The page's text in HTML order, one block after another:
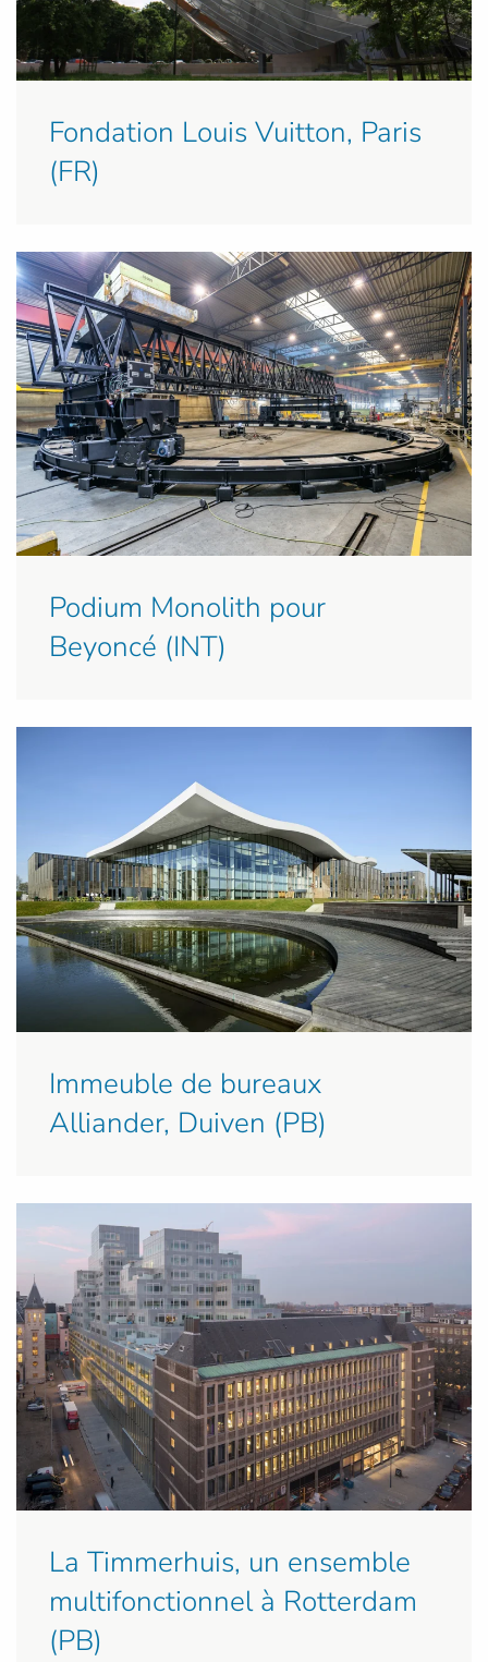
Fondation Louis Vuitton, Paris
(FR)
Podium Monolith pour
Beyoncé (INT)
Immeuble de bureaux
Alliander, Duiven (PB)
La Timmerhuis, un ensemble
multifonctionnel à Rotterdam
(PB)